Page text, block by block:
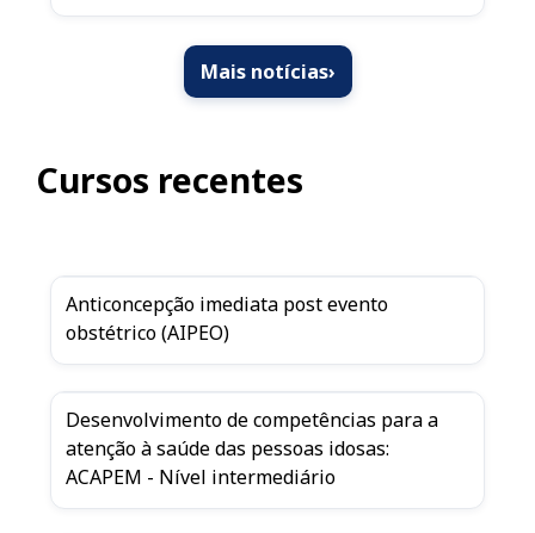
Mais notícias›
Cursos recentes
Anticoncepção imediata post evento
obstétrico (AIPEO)
Desenvolvimento de competências para a
atenção à saúde das pessoas idosas:
ACAPEM - Nível intermediário